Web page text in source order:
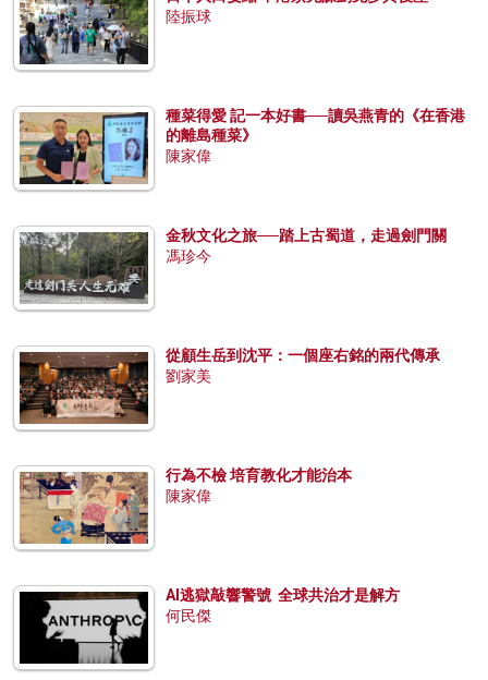
陸振球
種菜得愛 記一本好書──讀吳燕青的《在香港
的離島種菜》
陳家偉
金秋文化之旅──踏上古蜀道，走過劍門關
馮珍今
從顧生岳到沈平：一個座右銘的兩代傳承
劉家美
行為不檢 培育教化才能治本
陳家偉
AI逃獄敲響警號 全球共治才是解方
何民傑